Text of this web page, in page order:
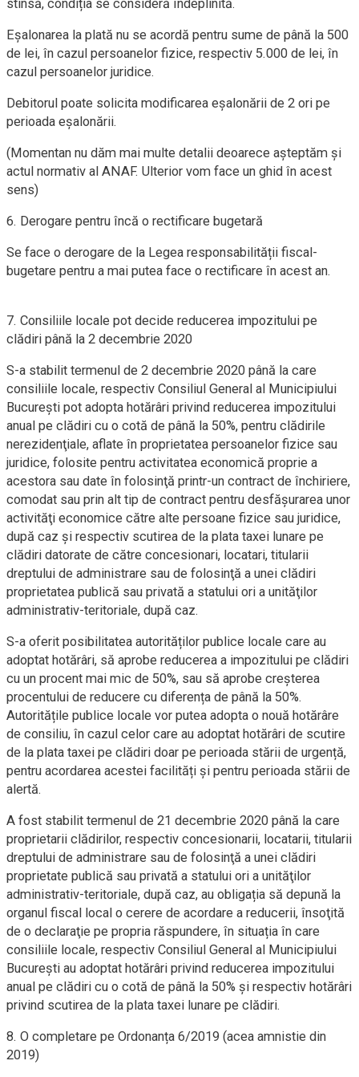
stinsă, condiția se consideră îndeplinită.
Eșalonarea la plată nu se acordă pentru sume de până la 500
de lei, în cazul persoanelor fizice, respectiv 5.000 de lei, în
cazul persoanelor juridice.
Debitorul poate solicita modificarea eșalonării de 2 ori pe
perioada eșalonării.
(Momentan nu dăm mai multe detalii deoarece așteptăm și
actul normativ al ANAF. Ulterior vom face un ghid în acest
sens)
6. Derogare pentru încă o rectificare bugetară
Se face o derogare de la Legea responsabilității fiscal-
bugetare pentru a mai putea face o rectificare în acest an.
7. Consiliile locale pot decide reducerea impozitului pe
clădiri până la 2 decembrie 2020
S-a stabilit termenul de 2 decembrie 2020 până la care
consiliile locale, respectiv Consiliul General al Municipiului
Bucureşti pot adopta hotărâri privind reducerea impozitului
anual pe clădiri cu o cotă de până la 50%, pentru clădirile
nerezidenţiale, aflate în proprietatea persoanelor fizice sau
juridice, folosite pentru activitatea economică proprie a
acestora sau date în folosinţă printr-un contract de închiriere,
comodat sau prin alt tip de contract pentru desfăşurarea unor
activităţi economice către alte persoane fizice sau juridice,
după caz și respectiv scutirea de la plata taxei lunare pe
clădiri datorate de către concesionari, locatari, titularii
dreptului de administrare sau de folosinţă a unei clădiri
proprietatea publică sau privată a statului ori a unităţilor
administrativ-teritoriale, după caz.
S-a oferit posibilitatea autorităților publice locale care au
adoptat hotărâri, să aprobe reducerea a impozitului pe clădiri
cu un procent mai mic de 50%, sau să aprobe creșterea
procentului de reducere cu diferența de până la 50%.
Autoritățile publice locale vor putea adopta o nouă hotărâre
de consiliu, în cazul celor care au adoptat hotărâri de scutire
de la plata taxei pe clădiri doar pe perioada stării de urgență,
pentru acordarea acestei facilități și pentru perioada stării de
alertă.
A fost stabilit termenul de 21 decembrie 2020 până la care
proprietarii clădirilor, respectiv concesionarii, locatarii, titularii
dreptului de administrare sau de folosinţă a unei clădiri
proprietate publică sau privată a statului ori a unităţilor
administrativ-teritoriale, după caz, au obligația să depună la
organul fiscal local o cerere de acordare a reducerii, însoţită
de o declaraţie pe propria răspundere, în situația în care
consiliile locale, respectiv Consiliul General al Municipiului
Bucureşti au adoptat hotărâri privind reducerea impozitului
anual pe clădiri cu o cotă de până la 50% și respectiv hotărâri
privind scutirea de la plata taxei lunare pe clădiri.
8. O completare pe Ordonanța 6/2019 (acea amnistie din
2019)